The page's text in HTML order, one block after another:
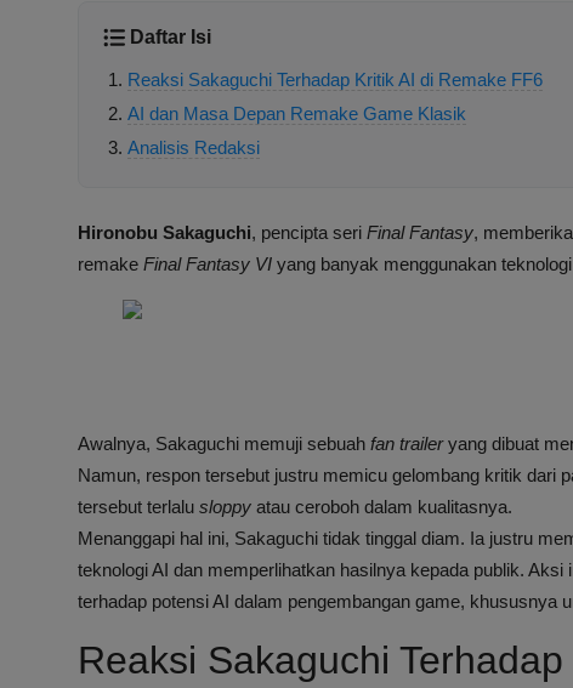
Daftar Isi
Reaksi Sakaguchi Terhadap Kritik AI di Remake FF6
AI dan Masa Depan Remake Game Klasik
Analisis Redaksi
Hironobu Sakaguchi, pencipta seri Final Fantasy,
remake Final Fantasy VI yang banyak menggunakan
Awalnya, Sakaguchi memuji sebuah fan traileryang dibuat
Namun, respon tersebut justru memicu gelombang kritik dari
tersebut terlalu sloppy atau ceroboh dalam kualitasnya.
Menanggapi hal ini, Sakaguchi tidak tinggal diam. Ia justru
teknologi AI dan memperlihatkan hasilnya kepada publik.
terhadap potensi AI dalam pengembangan game, khususnya
Reaksi Sakaguchi